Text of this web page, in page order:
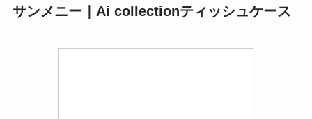
サンメニー｜Ai collectionティッシュケース